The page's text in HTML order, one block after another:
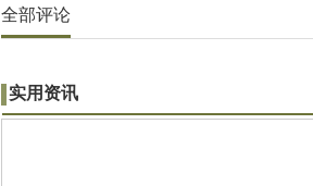
全部评论
实用资讯